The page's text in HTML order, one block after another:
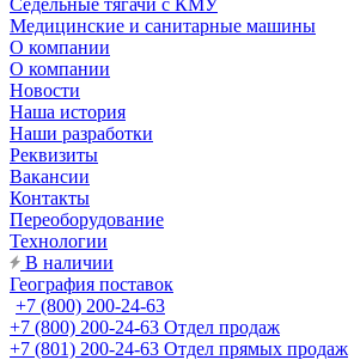
Седельные тягачи с КМУ
Медицинские и санитарные машины
О компании
О компании
Новости
Наша история
Наши разработки
Реквизиты
Вакансии
Контакты
Переоборудование
Технологии
В наличии
География поставок
+7 (800) 200-24-63
+7 (800) 200-24-63 Отдел продаж
+7 (801) 200-24-63 Отдел прямых продаж